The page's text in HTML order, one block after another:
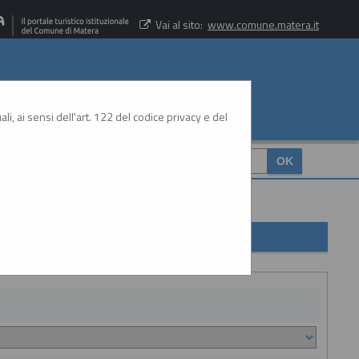
Vai al sito: www.comune.matera.it
ai sensi dell'art. 122 del codice privacy e del